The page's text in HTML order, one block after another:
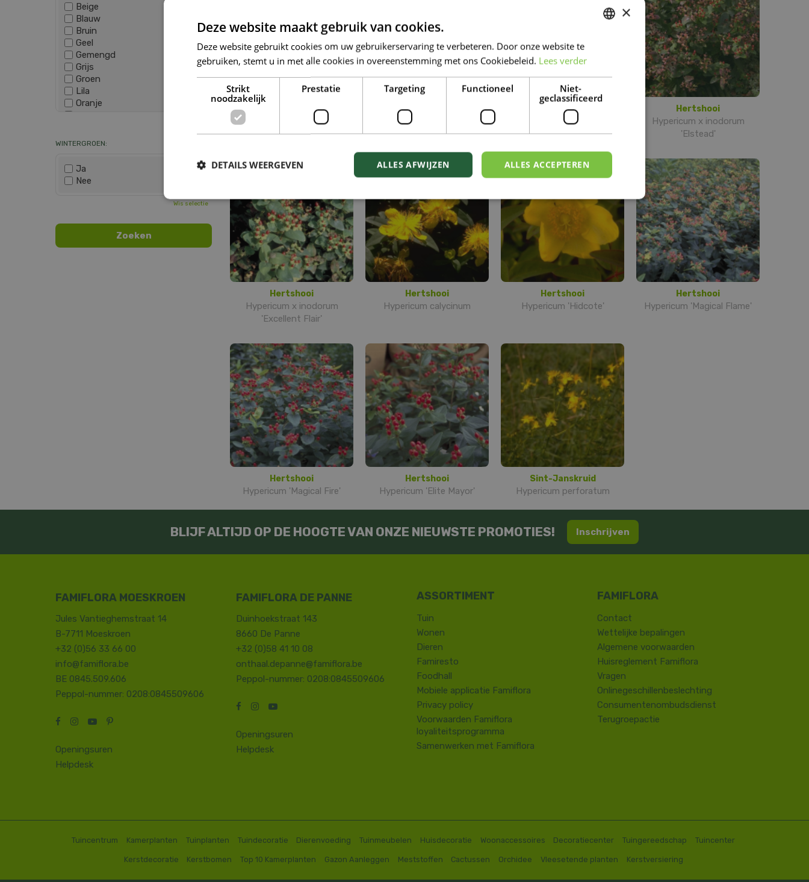
Hypericum 'Elite Amber'
Hertshooi
Hypericum x inodorum
'Annebel'
Hertshooi
Hypericum olympicum
Hertshooi
Hypericum x inodorum
'Elstead'
Hertshooi
Hypericum x inodorum
'Excellent Flair'
Hertshooi
Hypericum calycinum
Hertshooi
Hypericum 'Hidcote'
Hertshooi
Hypericum 'Magical Flame'
Hertshooi
Hypericum 'Magical Fire'
Hertshooi
Hypericum 'Elite Mayor'
Sint-Janskruid
Hypericum perforatum
Beige
Blauw
Bruin
Geel
Gemengd
Grijs
Groen
Lila
Oranje
Roze
Zwart
WINTERGROEN:
Ja
Nee
Wis selectie
BLIJF ALTIJD OP DE HOOGTE VAN ONZE NIEUWSTE PROMOTIES! Inschrijven
FAMIFLORA MOESKROEN
Jules Vantieghemstraat 14
B-7711 Moeskroen
+32 (0)56 33 66 00
info@famiflora.be
BE 0845.509.606
Peppol-nummer: 0208:0845509606
Openingsuren
Helpdesk
FAMIFLORA DE PANNE
Duinhoekstraat 143
8660 De Panne
+32 (0)58 41 10 08
onthaal.depanne@famiflora.be
Peppol-nummer: 0208:0845509606
Openingsuren
Helpdesk
Tuin
Wonen
Dieren
Famiresto
Foodhall
Mobiele applicatie Famiflora
Privacy policy
Voorwaarden Famiflora
loyaliteitsprogramma
Samenwerken met Famiflora
Contact
​Wettelijke bepalingen
Algemene voorwaarden
Huisreglement Famiflora
Vragen
Onlinegeschillenbeslechting
Consumentenombudsdienst
Terugroepactie
Tuincentrum Kamerplanten Tuinplanten Tuindecoratie Dierenvoeding Tuinmeubelen Huisdecoratie Woonaccessoires Decoratiecenter Tuingereedschap Tuincenter
Kerstdecoratie Kerstbomen Top 10 Kamerplanten Gazon Aanleggen Meststoffen Cactussen Orchidee Vleesetende planten Kerstversiering
×
Deze website maakt gebruik van cookies.
Deze website gebruikt cookies om uw gebruikerservaring te verbeteren. Door onze website te
gebruiken, stemt u in met alle cookies in overeenstemming met ons Cookiebeleid. Lees verder
Strikt
noodzakelijk
Prestatie Targeting Functioneel
Niet-
geclassificeerd
ALLES ACCEPTEREN
ALLES AFWIJZEN
DETAILS WEERGEVEN